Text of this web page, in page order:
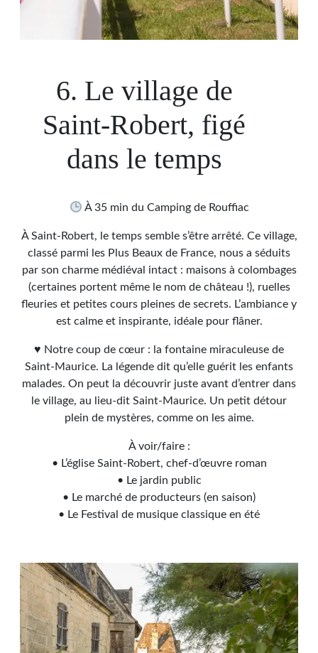
6. Le village de
Saint-Robert, figé
dans le temps
À 35 min du Camping de Rouffiac
À Saint-Robert, le temps semble s’être arrêté. Ce village,
classé parmi les Plus Beaux de France, nous a séduits
par son charme médiéval intact : maisons à colombages
(certaines portent même le nom de château !), ruelles
fleuries et petites cours pleines de secrets. L’ambiance y
est calme et inspirante, idéale pour flâner.
♥ Notre coup de cœur : la fontaine miraculeuse de
Saint-Maurice. La légende dit qu’elle guérit les enfants
malades. On peut la découvrir juste avant d’entrer dans
le village, au lieu-dit Saint-Maurice. Un petit détour
plein de mystères, comme on les aime.
À voir/faire :
• L’église Saint-Robert, chef-d’œuvre roman
• Le jardin public
• Le marché de producteurs (en saison)
• Le Festival de musique classique en été